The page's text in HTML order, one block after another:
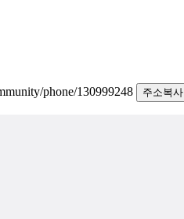
phone/130999248
주소복사